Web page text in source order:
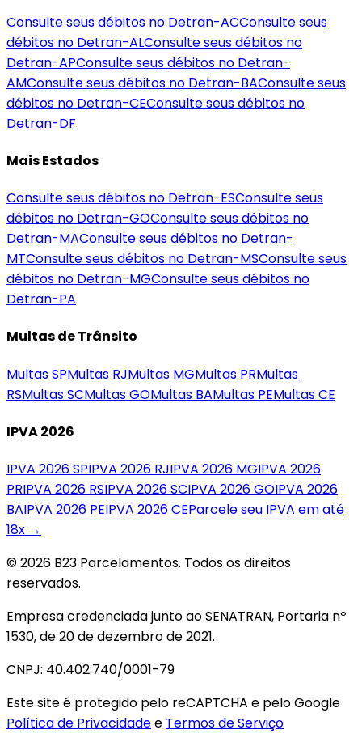
Consulte seus débitos no Detran-ACConsulte seus
débitos no Detran-ALConsulte seus débitos no
Detran-APConsulte seus débitos no Detran-
AMConsulte seus débitos no Detran-BAConsulte seus
débitos no Detran-CEConsulte seus débitos no
Detran-DF
Mais Estados
Consulte seus débitos no Detran-ESConsulte seus
débitos no Detran-GOConsulte seus débitos no
Detran-MAConsulte seus débitos no Detran-
MTConsulte seus débitos no Detran-MSConsulte seus
débitos no Detran-MGConsulte seus débitos no
Detran-PA
Multas de Trânsito
MultasSPMultas RJMultas MGMultas PRMultas
RSMultasSCMultasGOMultas BAMultas PEMultasCE
IPVA 2026
IPVA 2026SPIPVA 2026 RJIPVA 2026 MGIPVA 2026
PRIPVA 2026 RSIPVA 2026SCIPVA 2026GOIPVA 2026
BAIPVA 2026 PEIPVA 2026CEParcele seu IPVA em até
18x →
© 2026 B23 Parcelamentos. Todos os direitos
reservados.
Empresa credenciada junto ao SENATRAN, Portaria nº
1530, de 20 de dezembro de 2021.
CNPJ: 40.402.740/0001-79
Este site é protegido pelo reCAPTCHA e pelo Google
Política de Privacidadee Termos de Serviço